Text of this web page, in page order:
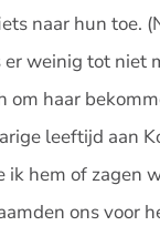
naar hun toe.
weinig tot niet
om haar
leeftijd aan
hem of zagen
ons voor